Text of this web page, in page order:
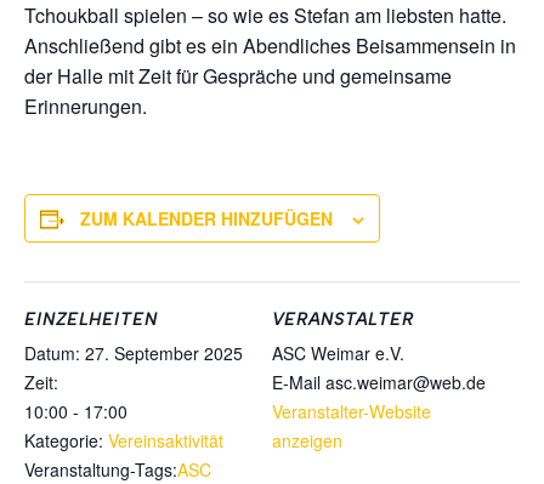
Tchoukball spielen – so wie es Stefan am liebsten hatte.
Anschließend gibt es ein Abendliches Beisammensein in
der Halle mit Zeit für Gespräche und gemeinsame
Erinnerungen.
ZUM KALENDER HINZUFÜGEN
EINZELHEITEN
Datum: 27. September 2025
Zeit:
10:00 - 17:00
Kategorie: Vereinsaktivität
Veranstaltung-Tags:ASC
VERANSTALTER
ASC Weimar e.V.
E-Mail asc.weimar@web.de
Veranstalter-Website
anzeigen